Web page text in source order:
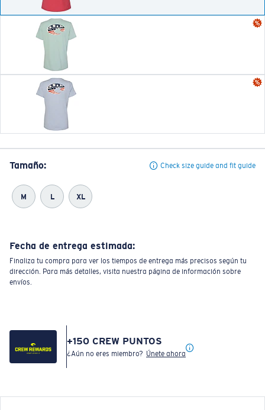
Tamaño: Check size guide and fit guide
M L XL
Fecha de entrega estimada:
Finaliza tu compra para ver los tiempos de entrega más precisos según tu
dirección. Para más detalles, visita nuestra página de información sobre
envíos.
+150 CREW PUNTOS
¿Aún no eres miembro? Únete ahora